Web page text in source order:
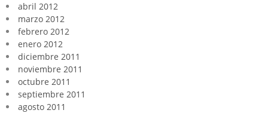
abril 2012
marzo 2012
febrero 2012
enero 2012
diciembre 2011
noviembre 2011
octubre 2011
septiembre 2011
agosto 2011